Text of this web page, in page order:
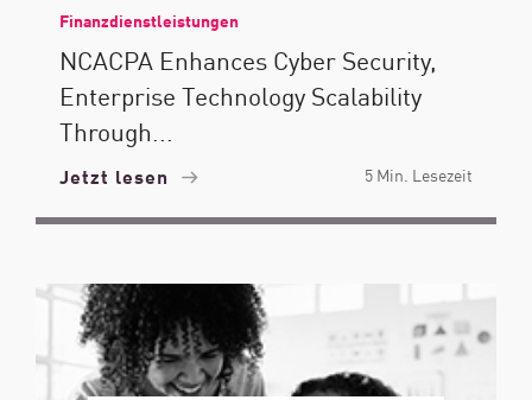
Finanzdienstleistungen
NCACPA Enhances Cyber Security,
Enterprise Technology Scalability
Through...
Jetzt lesen 5 Min. Lesezeit